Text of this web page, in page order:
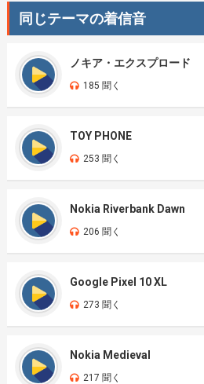
同じテーマの着信音
ノキア・エクスプロード
185 聞く
TOY PHONE
253 聞く
Nokia Riverbank Dawn
206 聞く
Google Pixel 10 XL
273 聞く
Nokia Medieval
217 聞く